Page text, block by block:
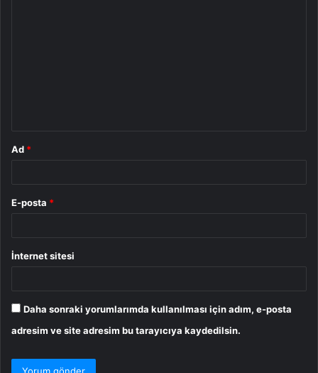
Ad *
E-posta *
İnternet sitesi
Daha sonraki yorumlarımda kullanılması için adım, e-posta
adresim ve site adresim bu tarayıcıya kaydedilsin.